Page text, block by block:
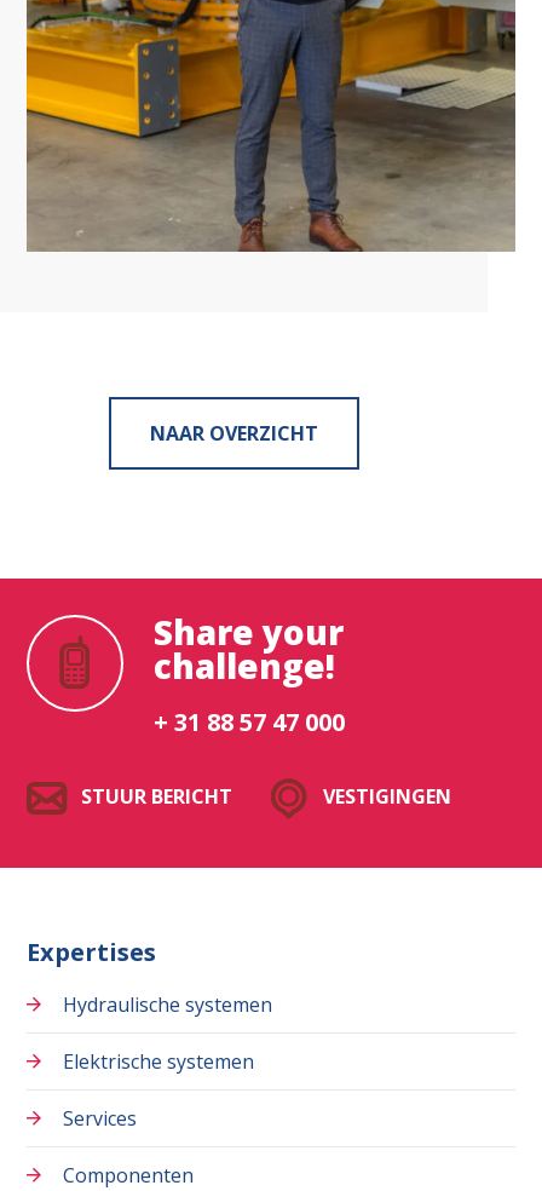
NAAR OVERZICHT
Share your
challenge!
+ 31 88 57 47 000
STUUR BERICHT VESTIGINGEN
Expertises
Hydraulische systemen
Elektrische systemen
Services
Componenten